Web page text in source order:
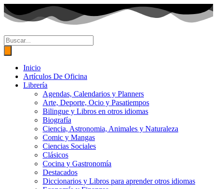
Ir
al
contenido
Búsqueda
de
productos
Inicio
Artículos De Oficina
Librería
Agendas, Calendarios y Planners
Arte, Deporte, Ocio y Pasatiempos
Bilingue y Libros en otros idiomas
Biografía
Ciencia, Astronomia, Animales y Naturaleza
Comic y Mangas
Ciencias Sociales
Clásicos
Cocina y Gastronomía
Destacados
Diccionarios y Libros para aprender otros idiomas